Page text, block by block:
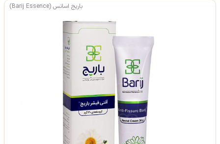
باریج اسانس (Barij Essence)